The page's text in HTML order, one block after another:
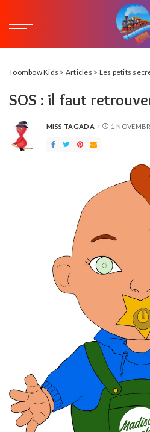
Toombow Kids > Articles > Les petits
SOS : il faut
POSTED
MISS TAGADA 1